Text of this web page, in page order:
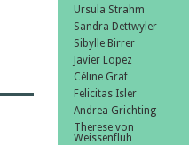
Ursula Strahm
Sandra Dettwyler
Sibylle Birrer
Javier Lopez
Céline Graf
Felicitas Isler
Andrea Grichting
Therese von
Weissenfluh